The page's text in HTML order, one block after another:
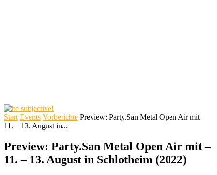
Start Events Vorberichte Preview: Party.San Metal Open Air mit –
11. – 13. August in...
Preview: Party.San Metal Open Air mit –
11. – 13. August in Schlotheim (2022)